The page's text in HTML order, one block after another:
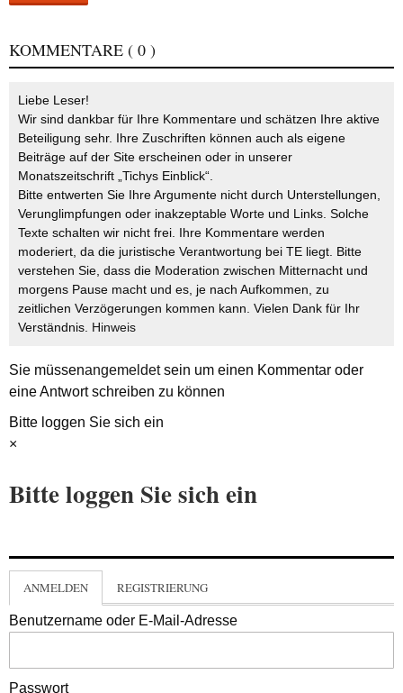
KOMMENTARE ( 0 )
Liebe Leser!
Wir sind dankbar für Ihre Kommentare und schätzen Ihre aktive
Beteiligung sehr. Ihre Zuschriften können auch als eigene
Beiträge auf der Site erscheinen oder in unserer
Monatszeitschrift „Tichys Einblick“.
Bitte entwerten Sie Ihre Argumente nicht durch Unterstellungen,
Verunglimpfungen oder inakzeptable Worte und Links. Solche
Texte schalten wir nicht frei. Ihre Kommentare werden
moderiert, da die juristische Verantwortung bei TE liegt. Bitte
verstehen Sie, dass die Moderation zwischen Mitternacht und
morgens Pause macht und es, je nach Aufkommen, zu
zeitlichen Verzögerungen kommen kann. Vielen Dank für Ihr
Verständnis. Hinweis
Sie müssenangemeldetsein um einen Kommentar oder
eine Antwort schreiben zu können
Bitte loggen Sie sich ein
×
Bitte loggen Sie sich ein
ANMELDEN REGISTRIERUNG
Benutzername oder E-Mail-Adresse
Passwort